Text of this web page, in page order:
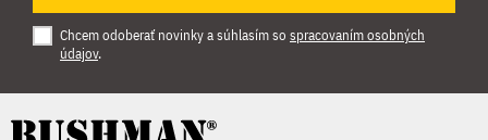
Chcem odoberať novinky a súhlasím so spracovaním osobných
údajov.